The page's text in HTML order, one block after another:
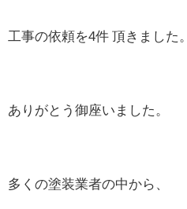
工事の依頼を4件 頂きました。
ありがとう御座いました。
多くの塗装業者の中から、